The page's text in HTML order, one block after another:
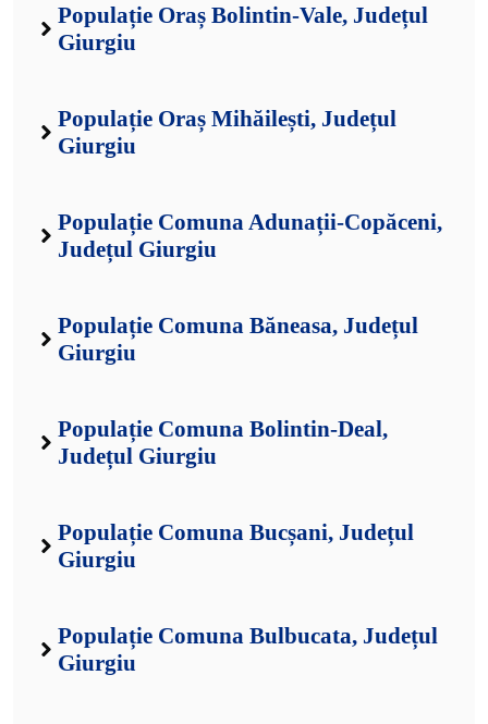
Populație Oraș Bolintin-Vale, Județul
Giurgiu
Populație Oraș Mihăilești, Județul
Giurgiu
Populație Comuna Adunații-Copăceni,
Județul Giurgiu
Populație Comuna Băneasa, Județul
Giurgiu
Populație Comuna Bolintin-Deal,
Județul Giurgiu
Populație Comuna Bucșani, Județul
Giurgiu
Populație Comuna Bulbucata, Județul
Giurgiu